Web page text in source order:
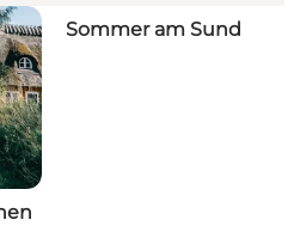
Sommer am Sund